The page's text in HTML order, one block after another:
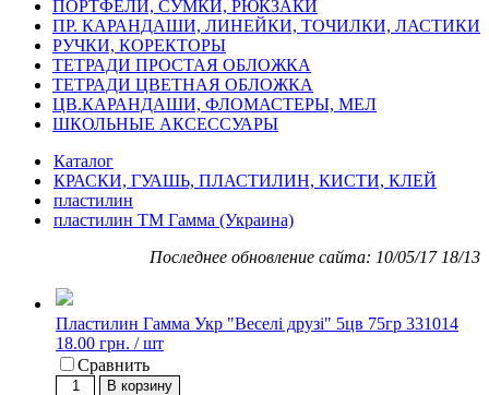
ПОРТФЕЛИ, СУМКИ, РЮКЗАКИ
ПР. КАРАНДАШИ, ЛИНЕЙКИ, ТОЧИЛКИ, ЛАСТИКИ
РУЧКИ, КОРЕКТОРЫ
ТЕТРАДИ ПРОСТАЯ ОБЛОЖКА
ТЕТРАДИ ЦВЕТНАЯ ОБЛОЖКА
ЦВ.КАРАНДАШИ, ФЛОМАСТЕРЫ, МЕЛ
ШКОЛЬНЫЕ АКСЕССУАРЫ
Каталог
КРАСКИ, ГУАШЬ, ПЛАСТИЛИН, КИСТИ, КЛЕЙ
пластилин
пластилин TM Гамма (Украина)
Последнее обновление сайта: 10/05/17 18/13
Пластилин Гамма Укр "Веселі друзі" 5цв 75гр 331014
18.00 грн. / шт
Сравнить
В корзину